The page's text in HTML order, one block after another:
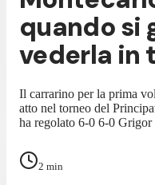
quando si
vederla in
Il carrarino per la prima
atto nel torneo del
ha regolato 6-0 6-0
2 min